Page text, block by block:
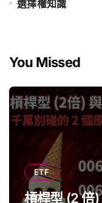
選擇權知識
You Missed
ETF
槓桿型 (2 倍